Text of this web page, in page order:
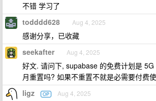
不错 学习了
todddd628 Aug 4, 2025
感谢分享，已收藏
seekafter Aug 4, 2025
好文. 请问下, supabase 的免费计划是
月重置吗? 如果不重置不就是必需要付费
ligz OP Aug 4, 2025